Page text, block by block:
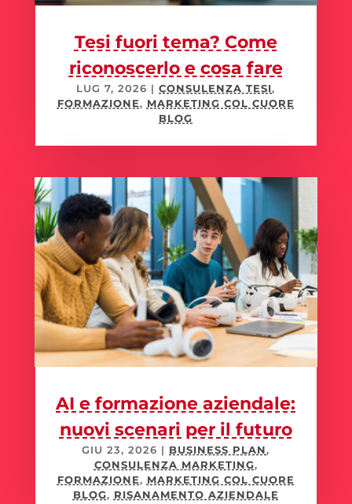
Tesi fuori tema? Come
riconoscerlo e cosa fare
LUG 7, 2026 |CONSULENZA TESI,
FORMAZIONE, MARKETING COL CUORE
BLOG
AI e formazione aziendale:
nuovi scenari per il futuro
GIU 23, 2026 | BUSINESS PLAN,
CONSULENZA MARKETING,
FORMAZIONE, MARKETING COL CUORE
BLOG, RISANAMENTO AZIENDALE